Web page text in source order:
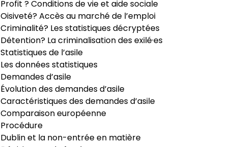
Profit ? Conditions de vie et aide sociale
Oisiveté? Accès au marché de l’emploi
Criminalité? Les statistiques décryptées
Détention? La criminalisation des exilé·es
Statistiques de l’asile
Les données statistiques
Demandes d’asile
Évolution des demandes d’asile
Caractéristiques des demandes d’asile
Comparaison européenne
Procédure
Dublin et la non-entrée en matière